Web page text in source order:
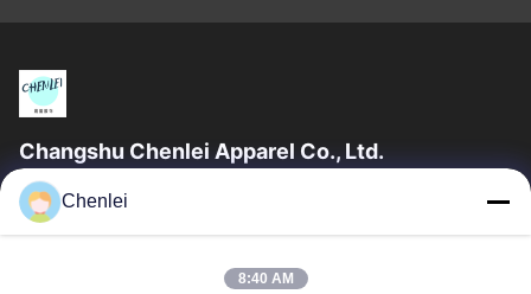
Changshu Chenlei Apparel Co., Ltd.
CHANGSHU CHENLEI APPAREL CO., LTD Onze fabriek werd
opgericht in 2011, gelegen in Suzhou City, Jiangsu Province,
Chenlei
8:40 AM